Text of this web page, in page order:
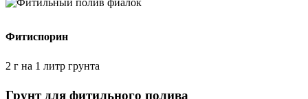
Фитиспорин
2 г на 1 литр грунта
Грунт для фитильного полива